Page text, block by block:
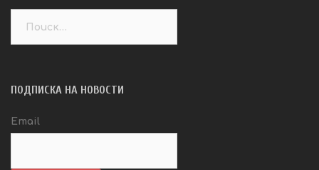
ПОДПИСКА НА НОВОСТИ
Email